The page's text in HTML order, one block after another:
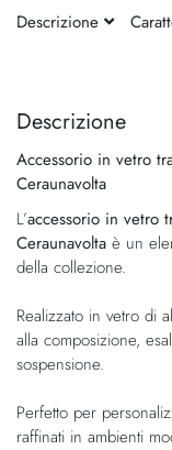
fine
galleria
di
immagini
della
di
immagini
Descrizione
Accessorio in vetro
Ceraunavolta
L’accessorio in vetro
Ceraunavolta è un
della collezione.
Realizzato in vetro di
alla composizione,
sospensione.
Perfetto per
raffinati in ambienti
Descrizione